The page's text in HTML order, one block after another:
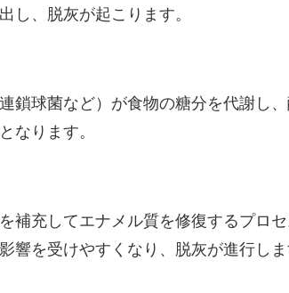
し、脱灰が起こります。
鎖球菌など）が食物の糖分を代謝し
なります。
補充してエナメル質を修復するプロ
響を受けやすくなり、脱灰が進行しま